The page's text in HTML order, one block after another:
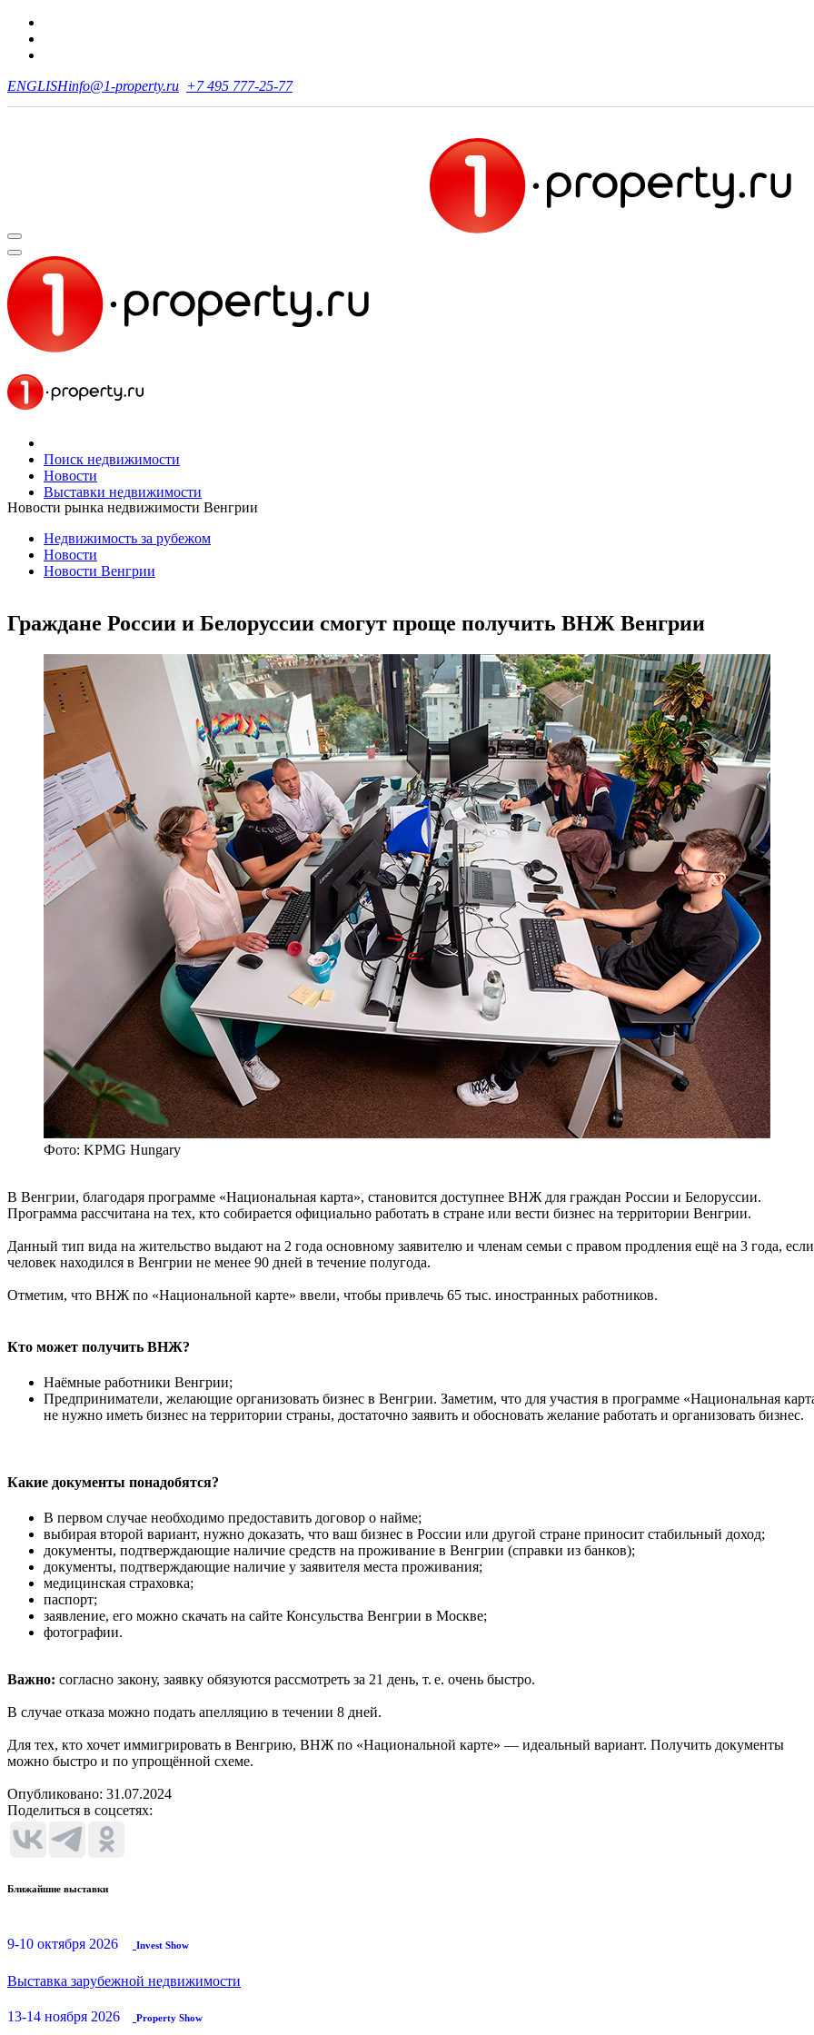
ENGLISHinfo@1-property.ru +7 495 777-25-77
Поиск недвижимости
Новости
Выставки недвижимости
Новости рынка недвижимости Венгрии
Недвижимость за рубежом
Новости
Новости Венгрии
Граждане России и Белоруссии смогут проще получить ВНЖ Венгрии
Фото: KPMG Hungary
В Венгрии, благодаря программе «Национальная карта», становится доступнее ВНЖ для граждан России и Белоруссии.
Программа рассчитана на тех, кто собирается официально работать в стране или вести бизнес на территории Венгрии.
Данный тип вида на жительство выдают на 2 года основному заявителю и членам семьи с правом продления ещё на 3 года, если
человек находился в Венгрии не менее 90 дней в течение полугода.
Отметим, что ВНЖ по «Национальной карте» ввели, чтобы привлечь 65 тыс. иностранных работников.
Кто может получить ВНЖ?
Наёмные работники Венгрии;
Предприниматели, желающие организовать бизнес в Венгрии. Заметим, что для участия в программе «Национальная
не нужно иметь бизнес на территории страны, достаточно заявить и обосновать желание работать и организовать бизнес.
Какие документы понадобятся?
В первом случае необходимо предоставить договор о найме;
выбирая второй вариант, нужно доказать, что ваш бизнес в России или другой стране приносит стабильный доход;
документы, подтверждающие наличие средств на проживание в Венгрии (справки из банков);
документы, подтверждающие наличие у заявителя места проживания;
медицинская страховка;
паспорт;
заявление, его можно скачать на сайте Консульства Венгрии в Москве;
фотографии.
Важно: согласно закону, заявку обязуются рассмотреть за 21 день, т. е. очень быстро.
В случае отказа можно подать апелляцию в течении 8 дней.
Для тех, кто хочет иммигрировать в Венгрию, ВНЖ по «Национальной карте» — идеальный вариант. Получить документы
можно быстро и по упрощённой схеме.
Опубликовано: 31.07.2024
Поделиться в соцсетях:
Ближайшие выставки
9-10 октября 2026 Invest Show
Выставка зарубежной недвижимости
13-14 ноября 2026 Property Show